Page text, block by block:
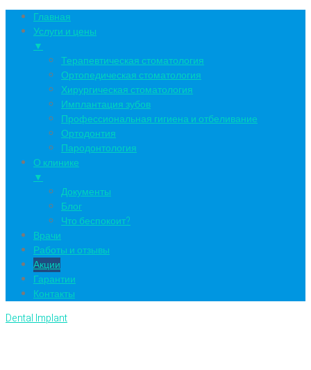
Главная
Услуги и цены
▼
Терапевтическая стоматология
Ортопедическая стоматология
Хирургическая стоматология
Имплантация зубов
Профессиональная гигиена и отбеливание
Ортодонтия
Пародонтология
О клинике
▼
Документы
Блог
Что беспокоит?
Врачи
Работы и отзывы
Акции
Гарантии
Контакты
Dental Implant